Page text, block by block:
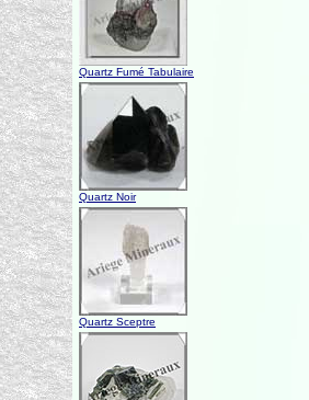
Quartz Fumé Tabulaire
Quartz Noir
Quartz Sceptre